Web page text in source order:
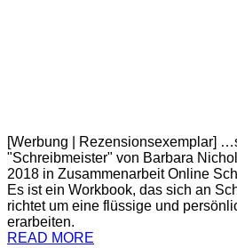
[Werbung | Rezensionsexemplar]
"Schreibmeister" von Barbara
2018 in Zusammenarbeit Online
Es ist ein Workbook, das sich an
richtet um eine flüssige und
erarbeiten.
READ MORE